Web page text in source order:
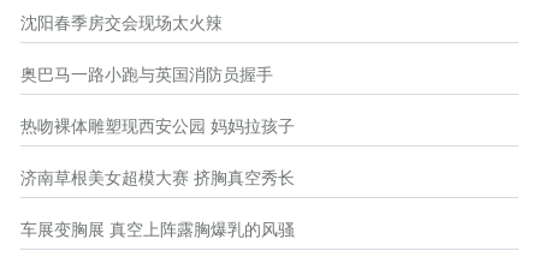
沈阳春季房交会现场太火辣
奥巴马一路小跑与英国消防员握手
热吻裸体雕塑现西安公园 妈妈拉孩子
济南草根美女超模大赛 挤胸真空秀长
车展变胸展 真空上阵露胸爆乳的风骚